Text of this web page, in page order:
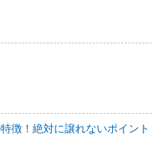
徴！絶対に譲れないポイント